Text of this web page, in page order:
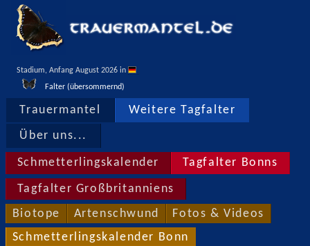
Stadium, Anfang August 2026 in
Falter (übersommernd)
Trauermantel Weitere Tagfalter
Über uns...
Schmetterlingskalender Tagfalter Bonns
Tagfalter Großbritanniens
Biotope Artenschwund Fotos & Videos
Schmetterlingskalender Bonn